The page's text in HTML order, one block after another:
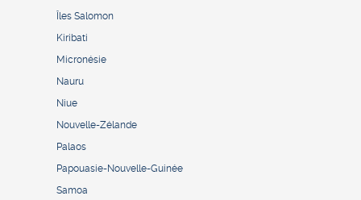
Îles Salomon
Kiribati
Micronésie
Nauru
Niue
Nouvelle-Zélande
Palaos
Papouasie-Nouvelle-Guinée
Samoa